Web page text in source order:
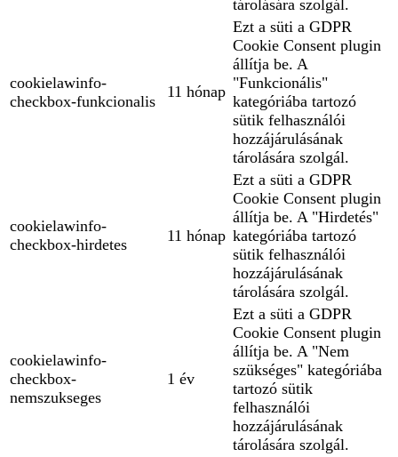
tárolására szolgál.
cookielawinfo-
checkbox-funkcionalis
11 hónap
Ezt a süti a GDPR
Cookie Consent plugin
állítja be. A
"Funkcionális"
kategóriába tartozó
sütik felhasználói
hozzájárulásának
tárolására szolgál.
cookielawinfo-
checkbox-hirdetes
11 hónap
Ezt a süti a GDPR
Cookie Consent plugin
állítja be. A "Hirdetés"
kategóriába tartozó
sütik felhasználói
hozzájárulásának
tárolására szolgál.
cookielawinfo-
checkbox-
nemszukseges
1 év
Ezt a süti a GDPR
Cookie Consent plugin
állítja be. A "Nem
szükséges" kategóriába
tartozó sütik
felhasználói
hozzájárulásának
tárolására szolgál.